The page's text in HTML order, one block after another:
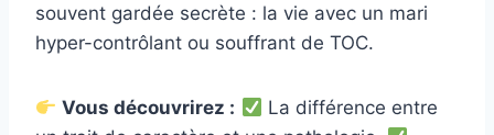
souvent gardée secrète : la vie avec un mari
hyper-contrôlant ou souffrant de TOC.
Vous découvrirez :
La différence entre